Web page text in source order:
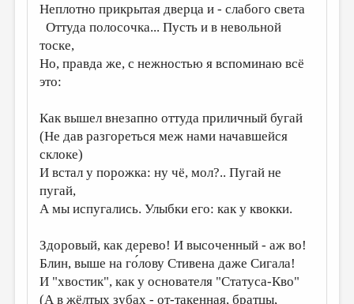
ЛИТЕРАТУРОВЕДЕНИЕ
КУЛЬТУРОВЕДЕНИЕ
ПУБЛИЦИСТИКА
ЦИКЛЫ ПУБЛИКАЦИЙ
ТРЕДИАКОВСКИЙ
МЕДИА
ВКОНТАКТЕ
Неплотно прикрытая дверца и - слабого света
Оттуда полосочка... Пусть и в невольной
тоске,
Но, правда же, с нежностью я вспоминаю всё
это:
Как вышел внезапно оттуда приличный бугай
(Не дав разгореться меж нами начавшейся
склоке)
И встал у порожка: ну чё, мол?.. Пугай не
пугай,
А мы испугались. Улыбки его: как у квокки.
Здоровый, как дерево! И высоченный - аж во!
Блин, выше на го́лову Стивена даже Сигала!
И "хвостик", как у основателя "Статуса-Кво"
(А в жёлтых зубах - от-такенная, братцы,